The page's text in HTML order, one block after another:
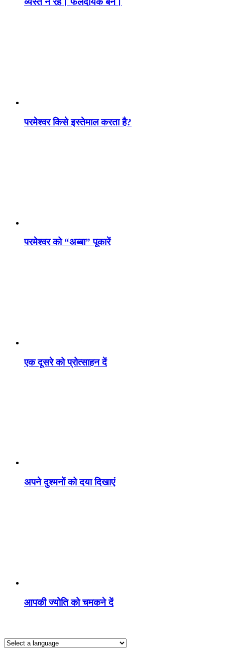
परमेश्वर किसे इस्तेमाल करता है?
परमेश्वर को “अब्बा” पूकारें
एक दूसरे को प्रोत्साहन दें
अपने दुश्मनों को दया दिखाएं
आपकी ज्योति को चमकने दें